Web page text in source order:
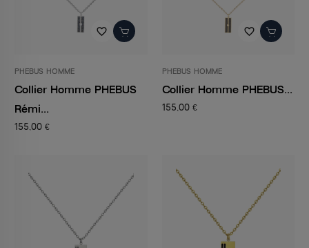
favorite_border
PHEBUS HOMME
Collier Homme PHEBUS
Rémi...
155,00 €
favorite_border
PHEBUS HOMME
Collier Homme PHEBUS...
155,00 €